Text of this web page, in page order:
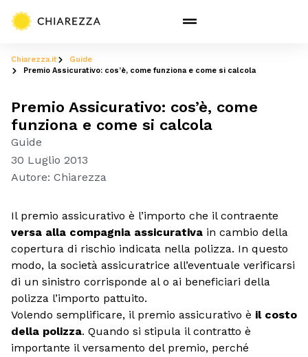
Chiarezza.it
Guide
Premio Assicurativo: cos’è, come funziona e come si calcola
Premio Assicurativo: cos’è, come
funziona e come si calcola
Guide
30 Luglio 2013
Autore: Chiarezza
Il premio assicurativo è l’importo che il contraente
versa alla compagnia assicurativa in cambio della
copertura di rischio indicata nella polizza. In questo
modo, la società assicuratrice all’eventuale verificarsi
di un sinistro corrisponde al o ai beneficiari della
polizza l’importo pattuito.
Volendo semplificare, il premio assicurativo è il costo
della polizza. Quando si stipula il contratto è
importante il versamento del premio, perché